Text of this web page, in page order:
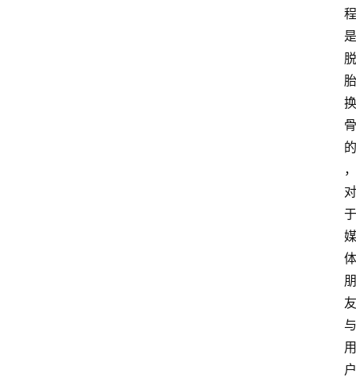
程
是
脱
胎
换
骨
的
，
对
于
媒
体
朋
友
与
用
户